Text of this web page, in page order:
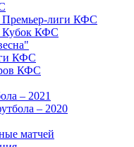
Премьер-лиги КФС
Кубок КФС
КФС
КФС
– 2021
– 2020
матчей